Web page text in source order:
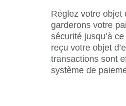
Réglez votre objet
garderons votre
sécurité jusqu’à
reçu votre objet
transactions sont
système de